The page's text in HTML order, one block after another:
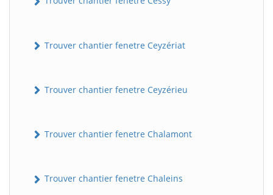
Trouver chantier fenetre Ceyzériat
Trouver chantier fenetre Ceyzérieu
Trouver chantier fenetre Chalamont
Trouver chantier fenetre Chaleins